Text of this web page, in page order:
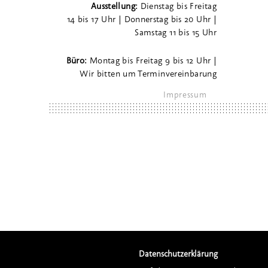
Ausstellung: Dienstag bis Freitag
14 bis 17 Uhr | Donnerstag bis 20 Uhr |
Samstag 11 bis 15 Uhr
Büro: Montag bis Freitag 9 bis 12 Uhr |
Wir bitten um Terminvereinbarung
Impressum
Datenschutzerklärung